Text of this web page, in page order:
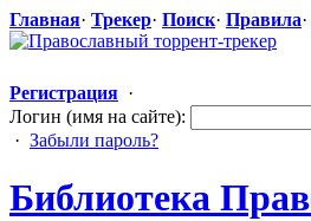
Главная· Трекер· Поиск· Правила·
Регистрация ·
Логин (имя на сайте):
· Забыли пароль?
Библиотека